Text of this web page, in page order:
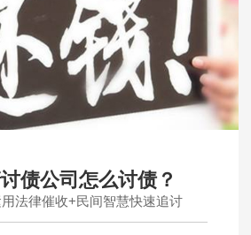
债公司怎么讨债？
法律催收+民间智慧快速追讨